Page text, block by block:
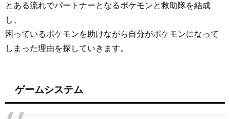
とある流れでパートナーとなるポケモンと救助隊を結成
し、
困っているポケモンを助けながら自分がポケモンになって
しまった理由を探していきます。
ゲームシステム